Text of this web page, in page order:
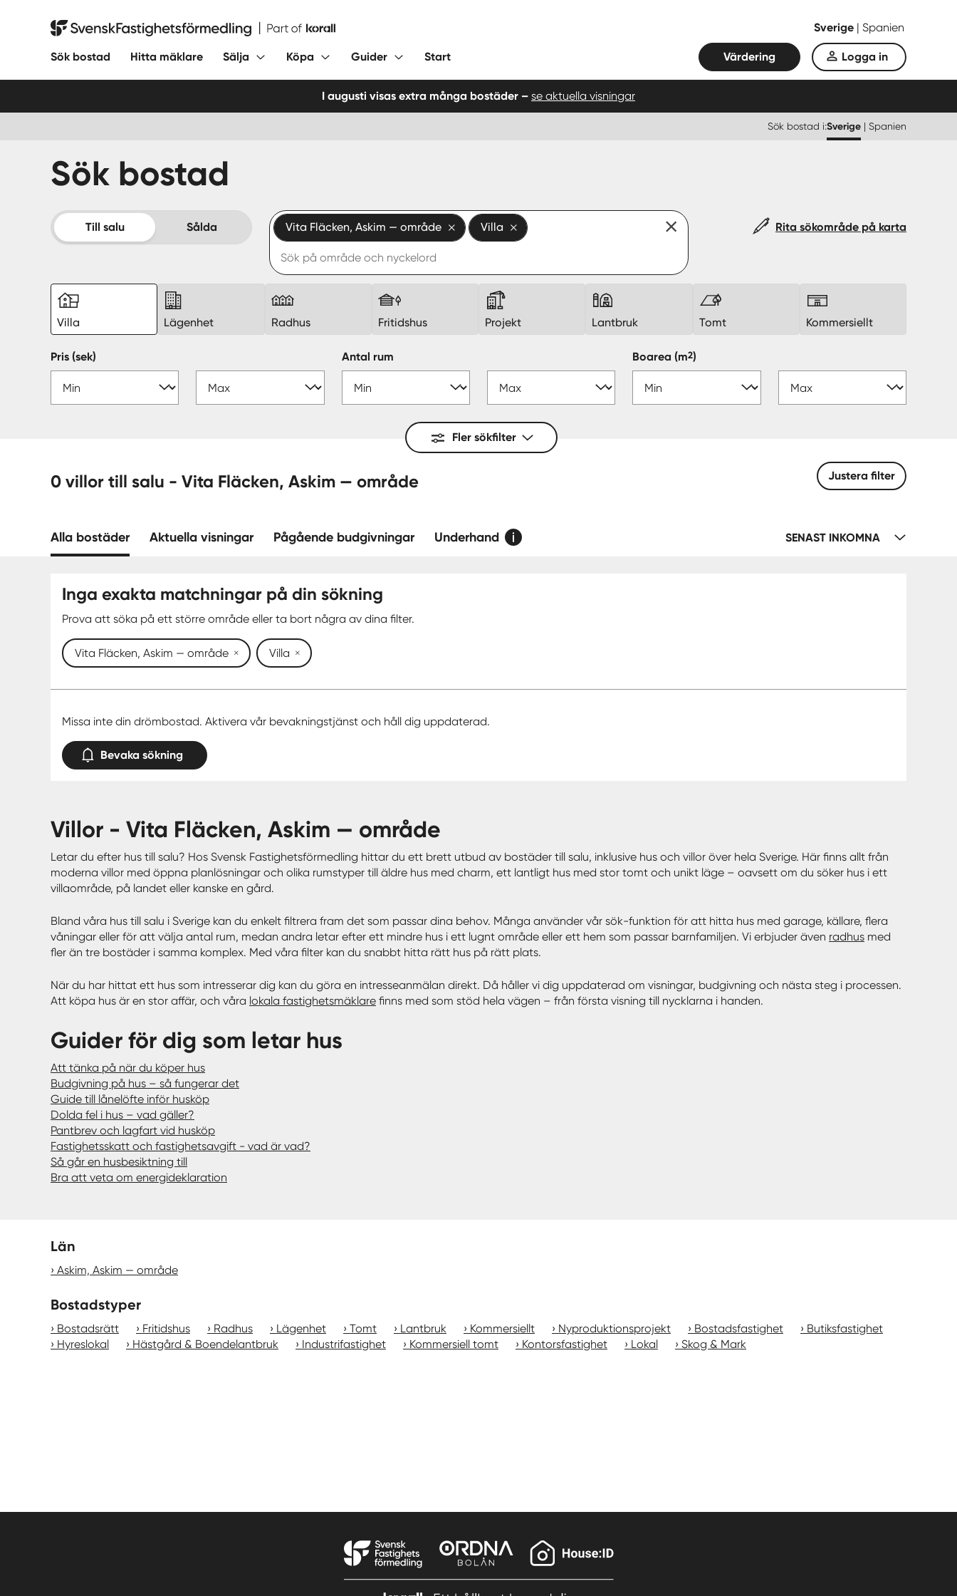
Svensk Fastighetsförmedling Sverige | Spanien
Sök bostad Hitta mäklare Sälja Köpa Guider Start Värdering Logga in
I augusti visas extra många bostäder – se aktuella visningar
Sök bostad i:Sverige | Spanien
Sök bostad
Till salu Sålda Vita Fläcken, Askim — område Villa Rita sökområde på karta
Villa Lägenhet Radhus Fritidshus Projekt Lantbruk Tomt Kommersiellt
Pris (sek) Antal rum Boarea(m2)
Fler sökfilter
0 villor till salu - Vita Fläcken, Askim — område Justera filter
Alla bostäder Aktuella visningar Pågående budgivningar Underhand SENAST INKOMNA
Inga exakta matchningar på din sökning
Prova att söka på ett större område eller ta bort några av dina filter.
Vita Fläcken, Askim — område Villa
Missa inte din drömbostad. Aktivera vår bevakningstjänst och håll dig uppdaterad.
Bevaka sökning
villor - Vita Fläcken, Askim — område
Letar du efter hus till salu? Hos Svensk Fastighetsförmedling hittar du ett brett utbud av bostäder till salu, inklusive hus och villor över hela Sverige. Här finns allt från
moderna villor med öppna planlösningar och olika rumstyper till äldre hus med charm, ett lantligt hus med stor tomt och unikt läge – oavsett om du söker hus i ett
villaområde, på landet eller kanske en gård.
Bland våra hus till salu i Sverige kan du enkelt filtrera fram det som passar dina behov. Många använder vår sök-funktion för att hitta hus med garage, källare, flera
våningar eller för att välja antal rum, medan andra letar efter ett mindre hus i ett lugnt område eller ett hem som passar barnfamiljen. Vi erbjuder även radhus med
fler än tre bostäder i samma komplex. Med våra filter kan du snabbt hitta rätt hus på rätt plats.
När du har hittat ett hus som intresserar dig kan du göra en intresseanmälan direkt. Då håller vi dig uppdaterad om visningar, budgivning och nästa steg i processen.
Att köpa hus är en stor affär, och våra lokala fastighetsmäklare finns med som stöd hela vägen – från första visning till nycklarna i handen.
Guider för dig som letar hus
Att tänka på när du köper hus
Budgivning på hus – så fungerar det
Guide till lånelöfte inför husköp
Dolda fel i hus – vad gäller?
Pantbrev och lagfart vid husköp
Fastighetsskatt och fastighetsavgift - vad är vad?
Så går en husbesiktning till
Bra att veta om energideklaration
Län
Askim, Askim — område
Bostadstyper
Bostadsrätt Fritidshus Radhus Lägenhet Tomt Lantbruk Kommersiellt Nyproduktionsprojekt Bostadsfastighet
Butiksfastighet
Hyreslokal
Hästgård & Boendelantbruk Industrifastighet Kommersiell tomt Kontorsfastighet Lokal Skog & Mark